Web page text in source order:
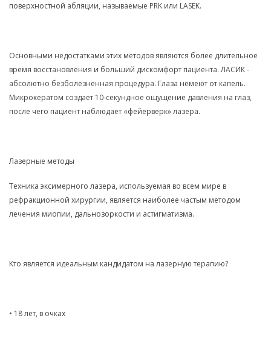
поверхностной абляции, называемые PRK или LASEK.
Основными недостатками этих методов являются более длительное
время восстановления и больший дискомфорт пациента. ЛАСИК -
абсолютно безболезненная процедура. Глаза немеют от капель.
Микрокератом создает 10-секундное ощущение давления на глаз,
после чего пациент наблюдает «фейерверк» лазера.
Лазерные методы
Техника эксимерного лазера, используемая во всем мире в
рефракционной хирургии, является наиболее частым методом
лечения миопии, дальнозоркости и астигматизма.
Кто является идеальным кандидатом на лазерную терапию?
• 18 лет, в очках